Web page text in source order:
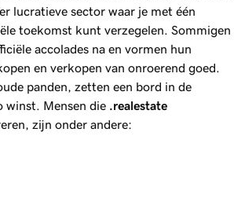
lucratieve sector waar je met één
toekomst kunt verzegelen. Sommigen
accolades na en vormen hun
en verkopen van onroerend goed.
panden, zetten een bord in de
winst. Mensen die .realestate
zijn onder andere: